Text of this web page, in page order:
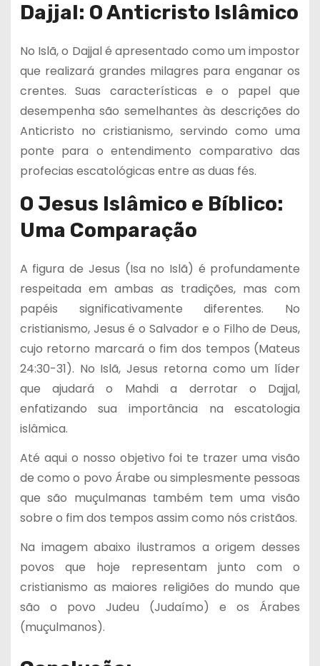
Dajjal: O Anticristo Islâmico
No Islã, o Dajjal é apresentado como um impostor
que realizará grandes milagres para enganar os
crentes. Suas características e o papel que
desempenha são semelhantes às descrições do
Anticristo no cristianismo, servindo como uma
ponte para o entendimento comparativo das
profecias escatológicas entre as duas fés.
O Jesus Islâmico e Bíblico:
Uma Comparação
A figura de Jesus (Isa no Islã) é profundamente
respeitada em ambas as tradições, mas com
papéis significativamente diferentes. No
cristianismo, Jesus é o Salvador e o Filho de Deus,
cujo retorno marcará o fim dos tempos (Mateus
24:30-31). No Islã, Jesus retorna como um líder
que ajudará o Mahdi a derrotar o Dajjal,
enfatizando sua importância na escatologia
islâmica.
Até aqui o nosso objetivo foi te trazer uma visão
de como o povo Árabe ou simplesmente pessoas
que são muçulmanas também tem uma visão
sobre o fim dos tempos assim como nós cristãos.
Na imagem abaixo ilustramos a origem desses
povos que hoje representam junto com o
cristianismo as maiores religiões do mundo que
são o povo Judeu (Judaímo) e os Árabes
(muçulmanos).